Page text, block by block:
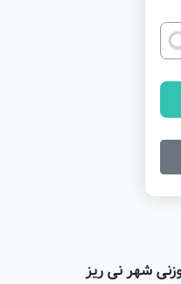
شهر نی ریز